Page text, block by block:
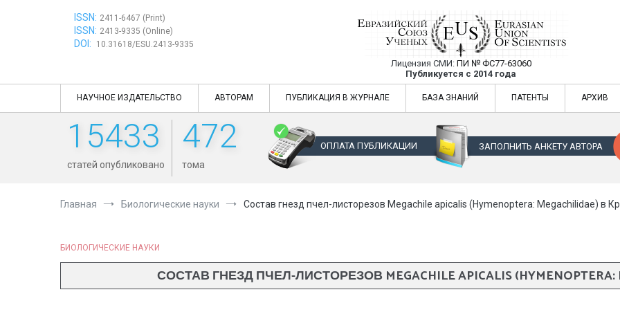
ISSN: 2411-6467 (Print)
ISSN: 2413-9335 (Online)
DOI: 10.31618/ESU.2413-9335
Евразийский Союз Ученых —
Лицензия СМИ: ПИ № ФС77-63060
Публикуется с 2014 года
Евразийский Союз Ученых — публикация научных статей в
НАУЧНОЕ ИЗДАТЕЛЬСТВО АВТОРАМ ПУБЛИКАЦИЯ В ЖУРНАЛЕ БАЗА ЗНАНИЙ ПАТЕНТЫ АРХИВ
15433
статей опубликовано
472
тома
ОПЛАТА ПУБЛИКАЦИИ ЗАПОЛНИТЬ АНКЕТУ АВТОРА
Главная Биологические науки Состав гнезд пчел-листорезов Megachile apicalis (Hymenoptera: Megachilidae) в
БИОЛОГИЧЕСКИЕ НАУКИ
СОСТАВ ГНЕЗД ПЧЕЛ-ЛИСТОРЕЗОВ MEGACHILE APICALIS